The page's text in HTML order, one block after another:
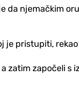
da njemačkim
je pristupiti,
zatim započeli s